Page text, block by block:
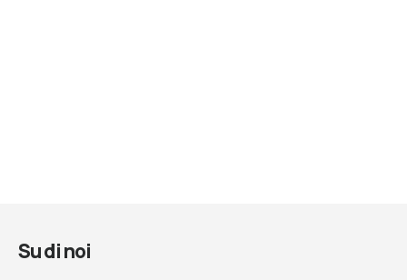
Su di noi